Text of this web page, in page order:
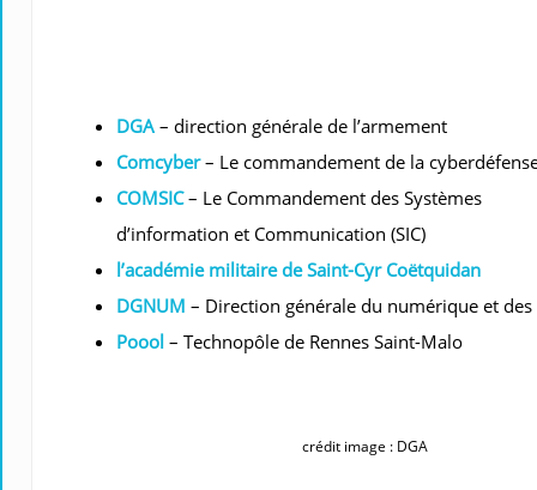
DGA – direction générale de l’armement
Comcyber– Le commandement de la
COMSIC– Le Commandement des Systèmes
d’information et Communication (SIC)
l’académie militaire de Saint-Cyr Coëtquidan
DGNUM – Direction générale du numérique et des
Poool – Technopôle de Rennes Saint-Malo
crédit image : DGA